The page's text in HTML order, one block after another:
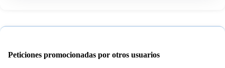
Peticiones promocionadas por otros usuarios